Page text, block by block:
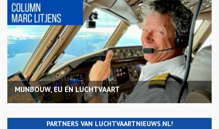
MIJNBOUW, EU EN LUCHTVAART
PARTNERS VAN LUCHTVAARTNIEUWS.NL!